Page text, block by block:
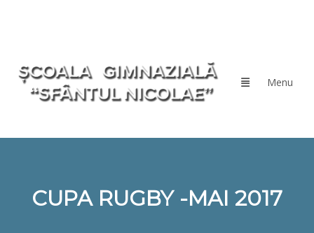
CUPA RUGBY -MAI 2017